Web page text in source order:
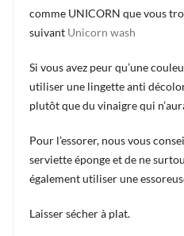
comme UNICORN que vous
suivant Unicorn wash
Si vous avez peur qu’une
utiliser une lingette anti
plutôt que du vinaigre qui
Pour l’essorer, nous vous
serviette éponge et de ne
également utiliser une
Laisser sécher à plat.